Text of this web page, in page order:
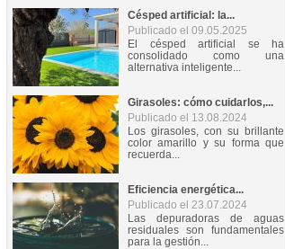
Césped artificial: la...
Publicado el 09.05.2025
El césped artificial se ha
consolidado como una
alternativa inteligente...
Girasoles: cómo cuidarlos,...
Publicado el 13.08.2024
Los girasoles, con su brillante
color amarillo y su forma que
recuerda...
Eficiencia energética...
Publicado el 23.07.2024
Las depuradoras de aguas
residuales son fundamentales
para la gestión...